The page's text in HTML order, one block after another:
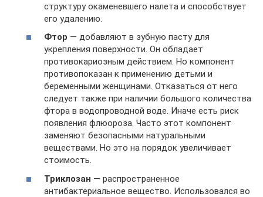
структуру окаменевшего налета и способствует
его удалению.
Фтор — добавляют в зубную пасту для
укрепления поверхности. Он обладает
противокариозным действием. Но компонент
противопоказан к применению детьми и
беременными женщинами. Отказаться от него
следует также при наличии большого количества
фтора в водопроводной воде. Иначе есть риск
появления флюороза. Часто этот компонент
заменяют безопасными натуральными
веществами. Но это на порядок увеличивает
стоимость.
Триклозан — распространенное
антибактериальное вещество. Использовался во